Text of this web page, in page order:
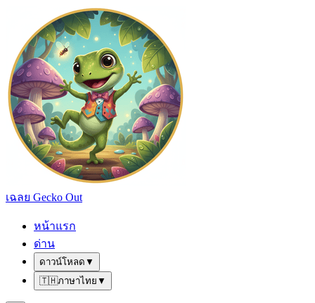
เฉลย Gecko Out
หน้าแรก
ด่าน
ดาวน์โหลด ▼
🇹🇭ภาษาไทย ▼